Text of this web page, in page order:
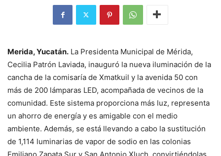
Merida, Yucatán. La Presidenta Municipal de Mérida,
Cecilia Patrón Laviada, inauguró la nueva iluminación de la
cancha de la comisaría de Xmatkuil y la avenida 50 con
más de 200 lámparas LED, acompañada de vecinos de la
comunidad. Este sistema proporciona más luz, representa
un ahorro de energía y es amigable con el medio
ambiente. Además, se está llevando a cabo la sustitución
de 1,114 luminarias de vapor de sodio en las colonias